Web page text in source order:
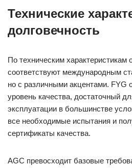
Технические
долговечность
По техническим характеристикам
соответствуют международным
но с различными акцентами. FYG
уровень качества, достаточный
эксплуатации в большинстве
все необходимые испытания и
сертификаты качества.
AGC превосходит базовые